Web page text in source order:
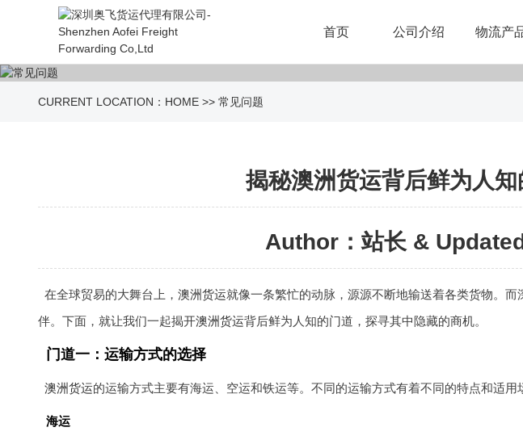
首页 公司介绍 物流产
CURRENT LOCATION： HOME >> 常见问题
揭秘澳洲货运背后鲜为人
Author：站长 &
在全球贸易的大舞台上， 澳洲货运就像一条繁忙的动脉，源源不断地输送着各类货物。而
伴。下面，就让我们一起揭开澳洲货运背后鲜为人知的门道，探寻其中隐藏的商机。
门道一：运输方式的选择
澳洲货运的运输方式主要有海运、空运和铁运等。不同的运输方式有着不同的特点和适用
海运